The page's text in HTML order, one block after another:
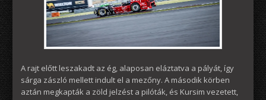
A rajt előtt leszakadt az ég, alaposan eláztatva a pályát, így
sárga zászló mellett indult el a mezőny. A második körben
aztán megkapták a zöld jelzést a pilóták, és Kursim vezetett,